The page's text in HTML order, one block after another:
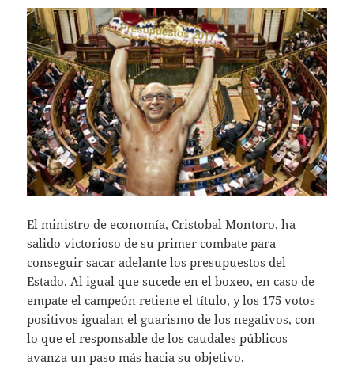
El ministro de economía, Cristobal Montoro, ha
salido victorioso de su primer combate para
conseguir sacar adelante los presupuestos del
Estado. Al igual que sucede en el boxeo, en caso de
empate el campeón retiene el título, y los 175 votos
positivos igualan el guarismo de los negativos, con
lo que el responsable de los caudales públicos
avanza un paso más hacia su objetivo.